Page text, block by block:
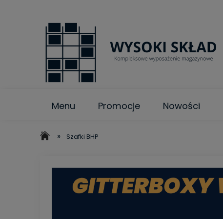
Menu Promocje Nowości
» Szafki BHP